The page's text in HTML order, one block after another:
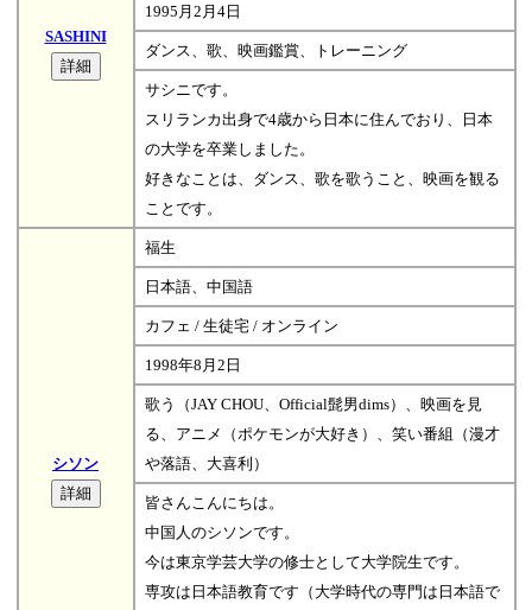
SASHINI
1995月2月4日
ダンス、歌、映画鑑賞、トレーニング
サシニです。
スリランカ出身で4歳から日本に住んでおり、日本
の大学を卒業しました。
好きなことは、ダンス、歌を歌うこと、映画を観る
ことです。
シソン
福生
日本語、中国語
カフェ / 生徒宅 / オンライン
1998年8月2日
歌う（JAY CHOU、Official髭男dims）、映画を見
る、アニメ（ポケモンが大好き）、笑い番組（漫才
や落語、大喜利）
皆さんこんにちは。
中国人のシソンです。
今は東京学芸大学の修士として大学院生です。
専攻は日本語教育です（大学時代の専門は日本語で